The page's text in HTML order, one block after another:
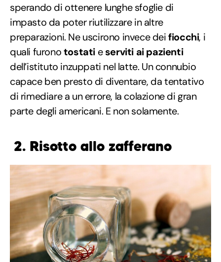
sperando di ottenere lunghe sfoglie di
impasto da poter riutilizzare in altre
preparazioni. Ne uscirono invece deifiocchi, i
quali furonotostati eserviti ai pazienti
dell’istituto inzuppati nel latte. Un connubio
capace ben presto di diventare, da tentativo
di rimediare a un errore, la colazione di gran
parte degli americani. E non solamente.
2. Risotto allo zafferano